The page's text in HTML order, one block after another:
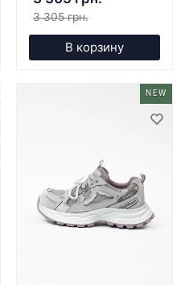
3 305 грн.
В корзину
NEW